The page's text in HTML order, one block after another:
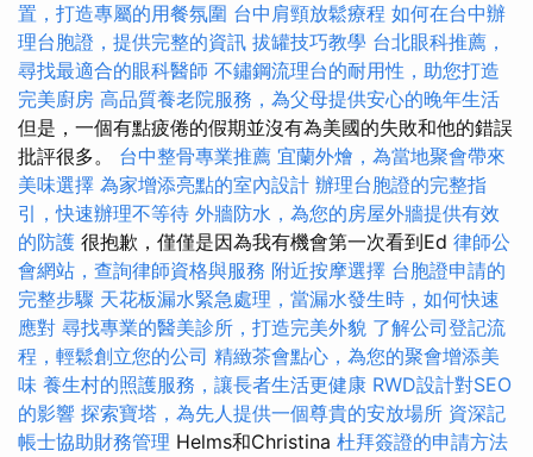
置，打造專屬的用餐氛圍 台中肩頸放鬆療程 如何在台中辦
理台胞證，提供完整的資訊 拔罐技巧教學 台北眼科推薦，
尋找最適合的眼科醫師 不鏽鋼流理台的耐用性，助您打造
完美廚房 高品質養老院服務，為父母提供安心的晚年生活
但是，一個有點疲倦的假期並沒有為美國的失敗和他的錯誤
批評很多。 台中整骨專業推薦 宜蘭外燴，為當地聚會帶來
美味選擇 為家增添亮點的室內設計 辦理台胞證的完整指
引，快速辦理不等待 外牆防水，為您的房屋外牆提供有效
的防護 很抱歉，僅僅是因為我有機會第一次看到Ed 律師公
會網站，查詢律師資格與服務 附近按摩選擇 台胞證申請的
完整步驟 天花板漏水緊急處理，當漏水發生時，如何快速
應對 尋找專業的醫美診所，打造完美外貌 了解公司登記流
程，輕鬆創立您的公司 精緻茶會點心，為您的聚會增添美
味 養生村的照護服務，讓長者生活更健康 RWD設計對SEO
的影響 探索寶塔，為先人提供一個尊貴的安放場所 資深記
帳士協助財務管理 Helms和Christina 杜拜簽證的申請方法